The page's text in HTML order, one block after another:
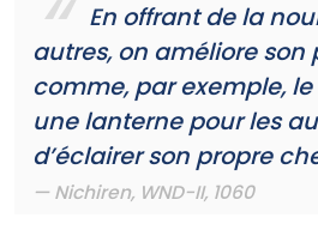
En offrant de la
autres, on améliore son
comme, par exemple,
une lanterne pour les
d’éclairer son propre
Nichiren, WND-II, 1060